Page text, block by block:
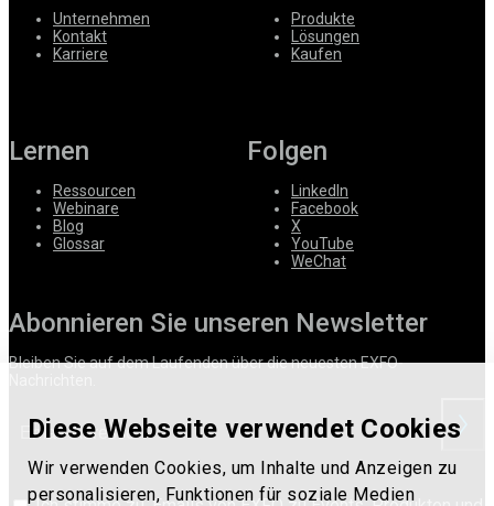
Diese Webseite verwendet Cookies
Wir verwenden Cookies, um Inhalte und Anzeigen zu
personalisieren, Funktionen für soziale Medien
Unternehmen
Kontakt
Karriere
Produkte
Lösungen
Kaufen
Lernen
Ressourcen
Webinare
Blog
Glossar
Folgen
LinkedIn
Facebook
X
YouTube
WeChat
Abonnieren Sie unseren Newsletter
Bleiben Sie auf dem Laufenden über die neuesten EXFO-